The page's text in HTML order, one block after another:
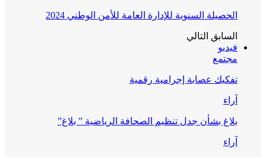
الحصيلة السنوية للإدارة العامة للأمن الوطني 2024
السابق التالي
فيديو
مجتمع
تفكيك عصابة إجرامية رقمية
آراء
بلاغ بشأن جدل تنظيم الصحافة الرياضية ” بلاغ”
آراء